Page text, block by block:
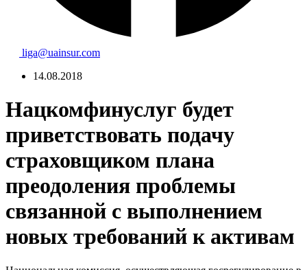
liga@uainsur.com
14.08.2018
Нацкомфинуслуг будет
приветствовать подачу
страховщиком плана
преодоления проблемы
связанной с выполнением
новых требований к активам